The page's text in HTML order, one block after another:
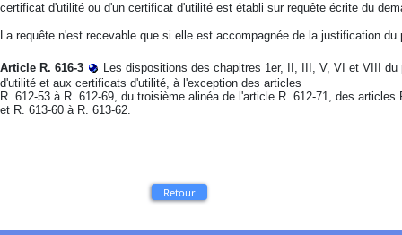
certificat d'utilité ou d'un certificat d'utilité est établi sur requête écrite du
La requête n'est recevable que si elle est accompagnée de la justification
Article R. 616-3
Les dispositions des chapitres 1er, II, III, V, VI et VIII
d'utilité et aux certificats d'utilité, à l'exception des articles
R. 612-53 à R. 612-69, du troisième alinéa de l'article R. 612-71, des articles
et R. 613-60 à R. 613-62.
Retour